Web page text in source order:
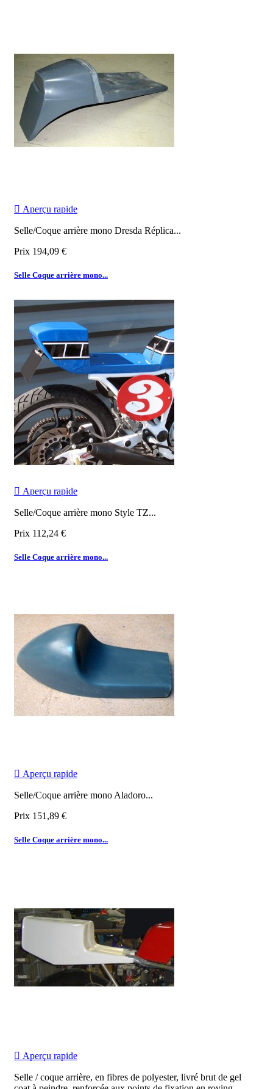
 Aperçu rapide
Selle/Coque arrière mono Dresda Réplica...
Prix 194,09 €
Selle Coque arrière mono...
 Aperçu rapide
Selle/Coque arrière mono Style TZ...
Prix 112,24 €
Selle Coque arrière mono...
 Aperçu rapide
Selle/Coque arrière mono Aladoro...
Prix 151,89 €
Selle Coque arrière mono...
 Aperçu rapide
Selle / coque arrière, en fibres de polyester, livré brut de gel